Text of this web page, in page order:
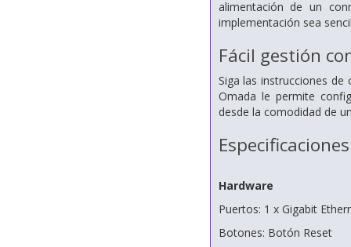
alimentación de un
implementación sea
Fácil gestión
Siga las instrucciones
Omada le permite
desde la comodidad de
Especificaciones
Hardware
Puertos: 1 x Gigabit
Botones: Botón Reset